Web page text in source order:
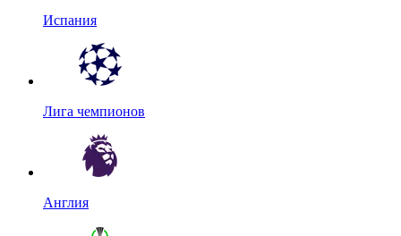
Испания
Лига чемпионов
Англия